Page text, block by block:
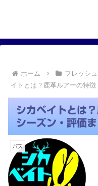
ホーム フレッシ
イトとは？鹿革ルアーの特
シカベイトとは
シーズン・評価
バス